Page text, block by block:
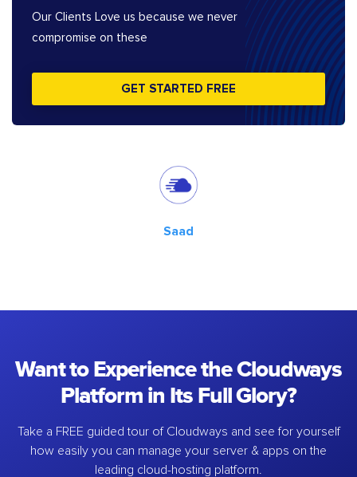
Our Clients Love us because we never
compromise on these
GET STARTED FREE
Saad
Want to Experience the Cloudways
Platform in Its Full Glory?
Take a FREE guided tour of Cloudways and see for yourself
how easily you can manage your server & apps on the
leading cloud-hosting platform.